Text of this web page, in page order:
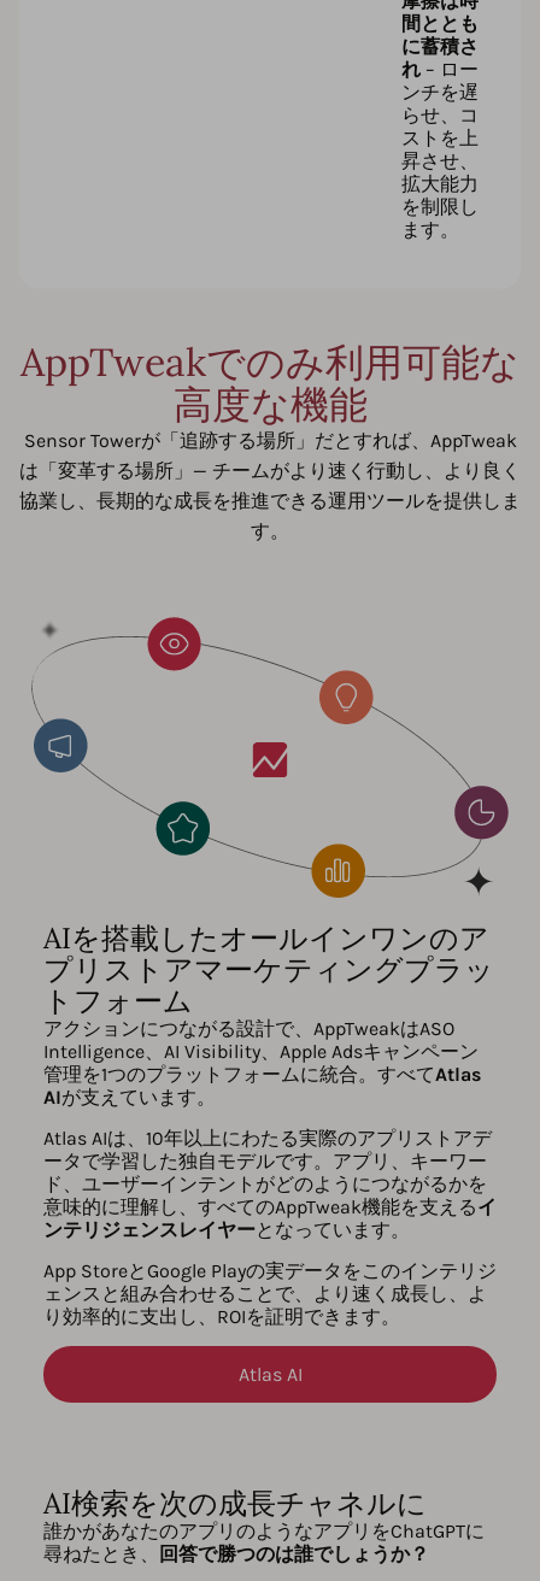
間ととも
に蓄積さ
れ – ロー
ンチを遅
らせ、コ
ストを上
昇させ、
拡大能力
を制限し
ます。
AppTweakでのみ利用可能な
高度な機能
Sensor Towerが「追跡する場所」だとすれば、AppTweak
は「変革する場所」— チームがより速く行動し、より良く
協業し、長期的な成長を推進できる運用ツールを提供しま
す。
AIを搭載したオールインワンのア
プリストアマーケティングプラッ
トフォーム
アクションにつながる設計で、AppTweakはASO
Intelligence、AI Visibility、Apple Adsキャンペーン
管理を1つのプラットフォームに統合。すべてAtlas
AIが支えています。
Atlas AIは、10年以上にわたる実際のアプリストアデ
ータで学習した独自モデルです。アプリ、キーワー
ド、ユーザーインテントがどのようにつながるかを
意味的に理解し、すべてのAppTweak機能を支えるイ
ンテリジェンスレイヤーとなっています。
App StoreとGoogle Playの実データをこのインテリジ
ェンスと組み合わせることで、より速く成長し、よ
り効率的に支出し、ROIを証明できます。
Atlas AI
AI検索を次の成長チャネルに
誰かがあなたのアプリのようなアプリをChatGPTに
尋ねたとき、
回答で勝つのは誰でしょうか？